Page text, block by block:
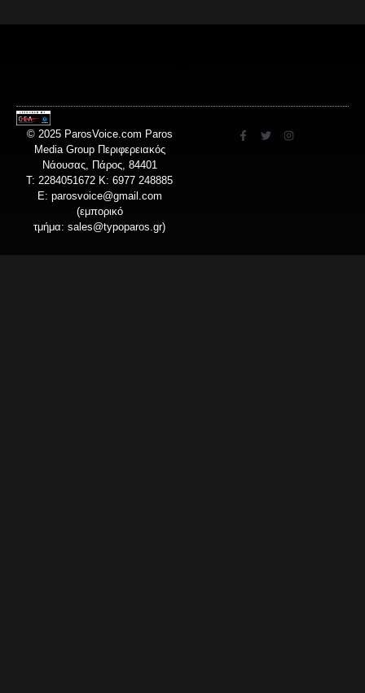
© 2025 ParosVoice.com Paros
Media Group Περιφερειακός
Νάουσας, Πάρος, 84401
T: 2284051672 Κ: 6977 248885
E: parosvoice@gmail.com
(εμπορικό
τμήμα: sales@typoparos.gr)